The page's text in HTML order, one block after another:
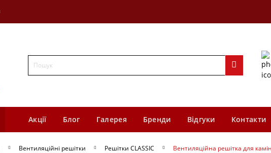
Акції Блог Галерея Бренди Відгуки Контакти
Вентиляційні решітки Решітки CLASSIC Вентиляційна решітка для